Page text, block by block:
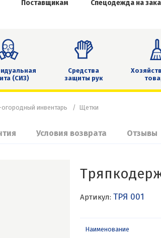
Поставщикам Спецодежда на
(СИЗ)
Средства
защиты рук
инвентарь Щетки
Условия возврата Отзывы
Артикул: ТРЯ 001
Наименование